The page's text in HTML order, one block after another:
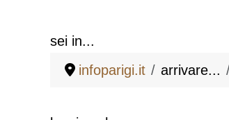
sei in...
infoparigi.it
arrivare...